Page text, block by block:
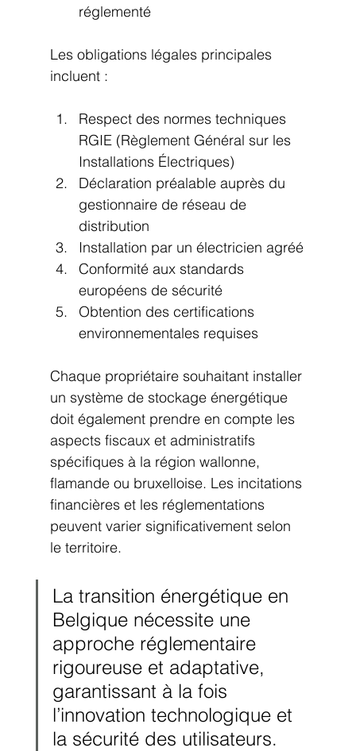
réglementé
Les obligations légales principales
incluent :
Respect des normes techniques
RGIE (Règlement Général sur les
Installations Électriques)
Déclaration préalable auprès du
gestionnaire de réseau de
distribution
Installation par un électricien agréé
Conformité aux standards
européens de sécurité
Obtention des certifications
environnementales requises
Chaque propriétaire souhaitant installer
un système de stockage énergétique
doit également prendre en compte les
aspects fiscaux et administratifs
spécifiques à la région wallonne,
flamande ou bruxelloise. Les incitations
financières et les réglementations
peuvent varier significativement selon
le territoire.
La transition énergétique en
Belgique nécessite une
approche réglementaire
rigoureuse et adaptative,
garantissant à la fois
l’innovation technologique et
la sécurité des utilisateurs.